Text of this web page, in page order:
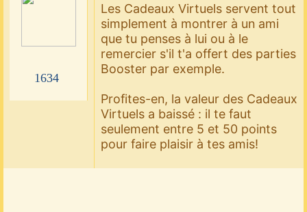
1634
Les Cadeaux Virtuels servent tout
simplement à montrer à un ami
que tu penses à lui ou à le
remercier s'il t'a offert des parties
Booster par exemple.
Profites-en, la valeur des Cadeaux
Virtuels a baissé : il te faut
seulement entre 5 et 50 points
pour faire plaisir à tes amis!